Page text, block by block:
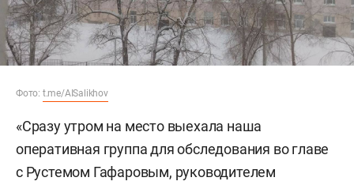
Фото: t.me/AISalikhov
«Сразу утром на место выехала наша
оперативная группа для обследования во главе
с Рустемом Гафаровым, руководителем